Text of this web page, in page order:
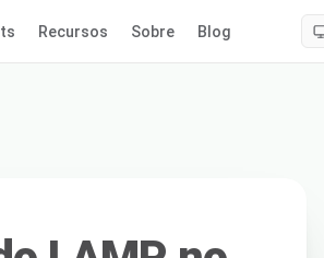
Recursos Sobre Blog